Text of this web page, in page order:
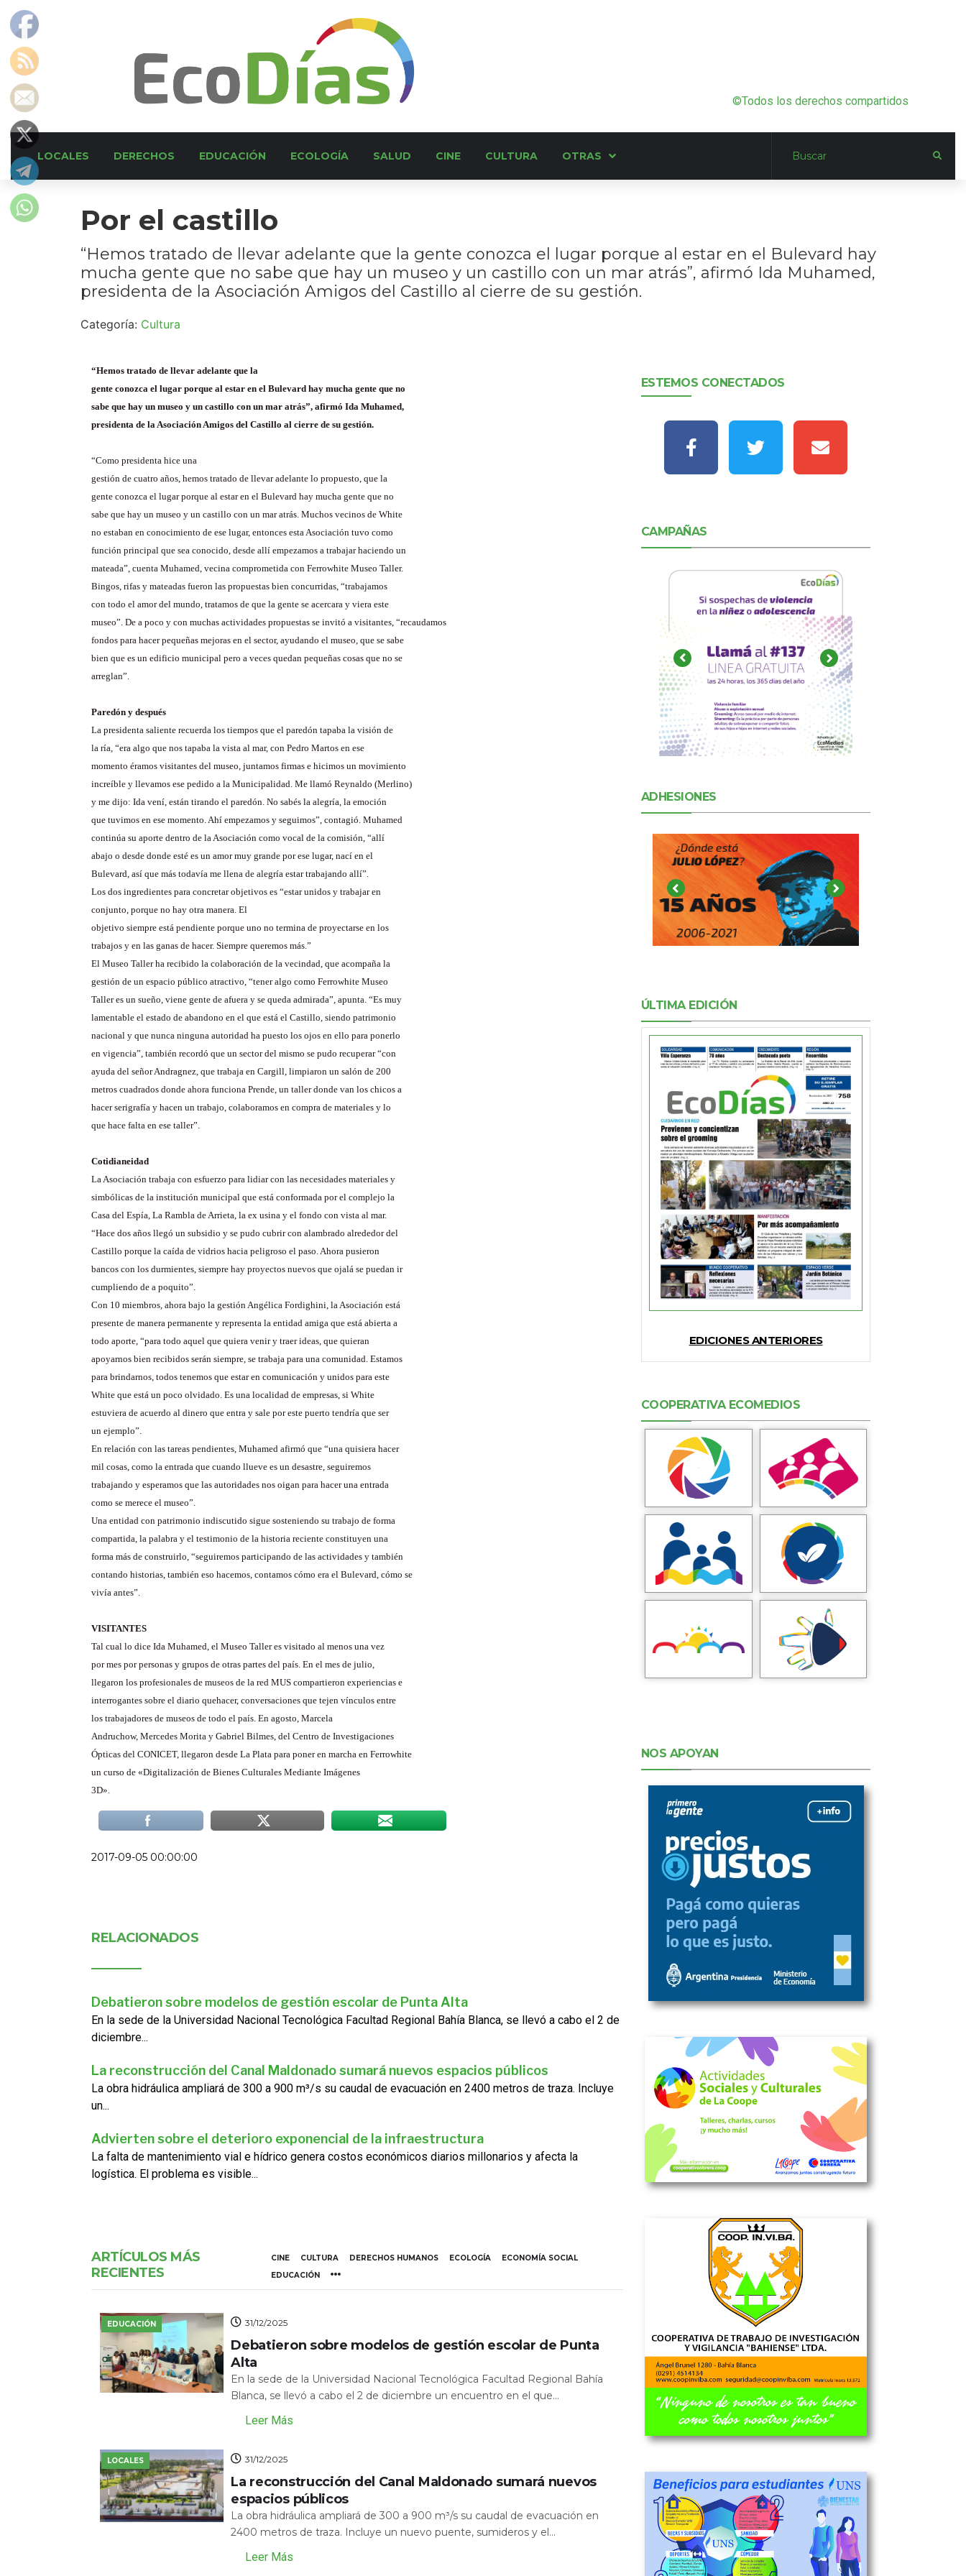
©Todos los derechos compartidos
LOCALES DERECHOS EDUCACIÓN ECOLOGÍA SALUD CINE CULTURA OTRAS
Por el castillo
“Hemos tratado de llevar adelante que la gente conozca el lugar porque al estar en el Bulevard hay
mucha gente que no sabe que hay un museo y un castillo con un mar atrás”, afirmó Ida Muhamed,
presidenta de la Asociación Amigos del Castillo al cierre de su gestión.
Categoría: Cultura
“Hemos tratado de llevar adelante que la
gente conozca el lugar porque al estar en el Bulevard hay mucha gente que no
sabe que hay un museo y un castillo con un mar atrás”, afirmó Ida Muhamed,
presidenta de la Asociación Amigos del Castillo al cierre de su gestión.
“Como presidenta hice una
gestión de cuatro años, hemos tratado de llevar adelante lo propuesto, que la
gente conozca el lugar porque al estar en el Bulevard hay mucha gente que no
sabe que hay un museo y un castillo con un mar atrás. Muchos vecinos de White
no estaban en conocimiento de ese lugar, entonces esta Asociación tuvo como
función principal que sea conocido, desde allí empezamos a trabajar haciendo un
mateada”, cuenta Muhamed, vecina comprometida con Ferrowhite Museo Taller.
Bingos, rifas y mateadas fueron las propuestas bien concurridas, “trabajamos
con todo el amor del mundo, tratamos de que la gente se acercara y viera este
museo”. De a poco y con muchas actividades propuestas se invitó a visitantes, “recaudamos
fondos para hacer pequeñas mejoras en el sector, ayudando el museo, que se sabe
bien que es un edificio municipal pero a veces quedan pequeñas cosas que no se
arreglan”.
Paredón y después
La presidenta saliente recuerda los tiempos que el paredón tapaba la visión de
la ría, “era algo que nos tapaba la vista al mar, con Pedro Martos en ese
momento éramos visitantes del museo, juntamos firmas e hicimos un movimiento
increíble y llevamos ese pedido a la Municipalidad. Me llamó Reynaldo (Merlino)
y me dijo: Ida vení, están tirando el paredón. No sabés la alegría, la emoción
que tuvimos en ese momento. Ahí empezamos y seguimos”, contagió. Muhamed
continúa su aporte dentro de la Asociación como vocal de la comisión, “allí
abajo o desde donde esté es un amor muy grande por ese lugar, nací en el
Bulevard, así que más todavía me llena de alegría estar trabajando allí”.
Los dos ingredientes para concretar objetivos es “estar unidos y trabajar en
conjunto, porque no hay otra manera. El
objetivo siempre está pendiente porque uno no termina de proyectarse en los
trabajos y en las ganas de hacer. Siempre queremos más.”
El Museo Taller ha recibido la colaboración de la vecindad, que acompaña la
gestión de un espacio público atractivo, “tener algo como Ferrowhite Museo
Taller es un sueño, viene gente de afuera y se queda admirada”, apunta. “Es muy
lamentable el estado de abandono en el que está el Castillo, siendo patrimonio
nacional y que nunca ninguna autoridad ha puesto los ojos en ello para ponerlo
en vigencia”, también recordó que un sector del mismo se pudo recuperar “con
ayuda del señor Andragnez, que trabaja en Cargill, limpiaron un salón de 200
metros cuadrados donde ahora funciona Prende, un taller donde van los chicos a
hacer serigrafía y hacen un trabajo, colaboramos en compra de materiales y lo
que hace falta en ese taller”.
Cotidianeidad
La Asociación trabaja con esfuerzo para lidiar con las necesidades materiales y
simbólicas de la institución municipal que está conformada por el complejo la
Casa del Espía, La Rambla de Arrieta, la ex usina y el fondo con vista al mar.
“Hace dos años llegó un subsidio y se pudo cubrir con alambrado alrededor del
Castillo porque la caída de vidrios hacia peligroso el paso. Ahora pusieron
bancos con los durmientes, siempre hay proyectos nuevos que ojalá se puedan ir
cumpliendo de a poquito”.
Con 10 miembros, ahora bajo la gestión Angélica Fordighini, la Asociación está
presente de manera permanente y representa la entidad amiga que está abierta a
todo aporte, “para todo aquel que quiera venir y traer ideas, que quieran
apoyarnos bien recibidos serán siempre, se trabaja para una comunidad. Estamos
para brindarnos, todos tenemos que estar en comunicación y unidos para este
White que está un poco olvidado. Es una localidad de empresas, si White
estuviera de acuerdo al dinero que entra y sale por este puerto tendría que ser
un ejemplo”.
En relación con las tareas pendientes, Muhamed afirmó que “una quisiera hacer
mil cosas, como la entrada que cuando llueve es un desastre, seguiremos
trabajando y esperamos que las autoridades nos oigan para hacer una entrada
como se merece el museo”.
Una entidad con patrimonio indiscutido sigue sosteniendo su trabajo de forma
compartida, la palabra y el testimonio de la historia reciente constituyen una
forma más de construirlo, “seguiremos participando de las actividades y también
contando historias, también eso hacemos, contamos cómo era el Bulevard, cómo se
vivía antes”.
VISITANTES
Tal cual lo dice Ida Muhamed, el Museo Taller es visitado al menos una vez
por mes por personas y grupos de otras partes del país. En el mes de julio,
llegaron los profesionales de museos de la red MUS compartieron experiencias e
interrogantes sobre el diario quehacer, conversaciones que tejen vínculos entre
los trabajadores de museos de todo el país. En agosto, Marcela
Andruchow, Mercedes Morita y Gabriel Bilmes, del Centro de Investigaciones
Ópticas del CONICET, llegaron desde La Plata para poner en marcha en Ferrowhite
un curso de «Digitalización de Bienes Culturales Mediante Imágenes
3D».
2017-09-05 00:00:00
RELACIONADOS
Debatieron sobre modelos de gestión escolar de Punta Alta
En la sede de la Universidad Nacional Tecnológica Facultad Regional Bahía Blanca, se llevó a cabo el 2 de
diciembre...
La reconstrucción del Canal Maldonado sumará nuevos espacios públicos
La obra hidráulica ampliará de 300 a 900 m³/s su caudal de evacuación en 2400 metros de traza. Incluye
un...
Advierten sobre el deterioro exponencial de la infraestructura
La falta de mantenimiento vial e hídrico genera costos económicos diarios millonarios y afecta la
logística. El problema es visible...
ARTÍCULOS MÁS
RECIENTES
CINE CULTURA DERECHOS HUMANOS ECOLOGÍA
ECONOMÍA SOCIAL
EDUCACIÓN
EDUCACIÓN 31/12/2025
Debatieron sobre modelos de gestión escolar de Punta
Alta
En la sede de la Universidad Nacional Tecnológica Facultad Regional Bahía
Blanca, se llevó a cabo el 2 de diciembre un encuentro en el que...
Leer Más
LOCALES 31/12/2025
La reconstrucción del Canal Maldonado sumará nuevos
espacios públicos
La obra hidráulica ampliará de 300 a 900 m³/s su caudal de evacuación en
2400 metros de traza. Incluye un nuevo puente, sumideros y el...
Leer Más
ESTEMOS CONECTADOS
CAMPAÑAS
ADHESIONES
ÚLTIMA EDICIÓN
EDICIONES ANTERIORES
COOPERATIVA ECOMEDIOS
NOS APOYAN